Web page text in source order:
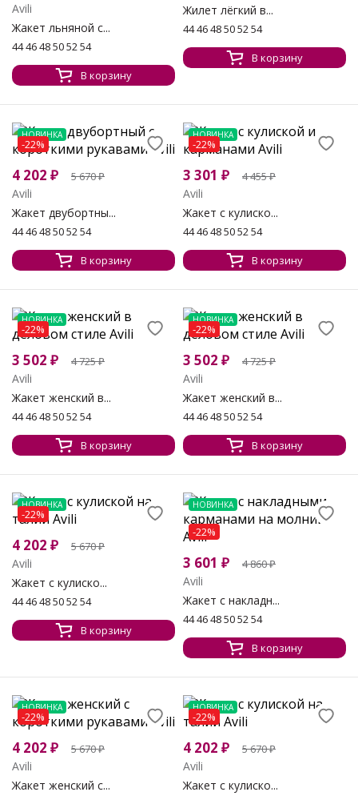
Avili
Жакет льняной с...
44 46 48 50 52 54
В корзину
Жилет лёгкий в...
44 46 48 50 52 54
В корзину
НОВИНКА
-22%
4 202 ₽ 5 670₽
Avili
Жакет двубортны...
44 46 48 50 52 54
В корзину
НОВИНКА
-22%
3 301 ₽ 4 455₽
Avili
Жакет с кулиско...
44 46 48 50 52 54
В корзину
НОВИНКА
-22%
3 502 ₽ 4 725₽
Avili
Жакет женский в...
44 46 48 50 52 54
В корзину
НОВИНКА
-22%
3 502 ₽ 4 725₽
Avili
Жакет женский в...
44 46 48 50 52 54
В корзину
НОВИНКА
-22%
4 202 ₽ 5 670₽
Avili
Жакет с кулиско...
44 46 48 50 52 54
В корзину
НОВИНКА
-22%
3 601 ₽ 4 860₽
Avili
Жакет с накладн...
44 46 48 50 52 54
В корзину
НОВИНКА
-22%
4 202 ₽ 5 670₽
Avili
Жакет женский с...
НОВИНКА
-22%
4 202 ₽ 5 670₽
Avili
Жакет с кулиско...